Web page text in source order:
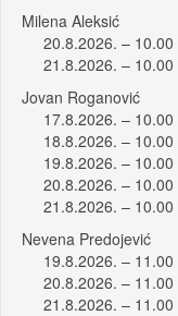
Milena Aleksić
20.8.2026. – 10.00
21.8.2026. – 10.00
Jovan Roganović
17.8.2026. – 10.00
18.8.2026. – 10.00
19.8.2026. – 10.00
20.8.2026. – 10.00
21.8.2026. – 10.00
Nevena Predojević
19.8.2026. – 11.00
20.8.2026. – 11.00
21.8.2026. – 11.00